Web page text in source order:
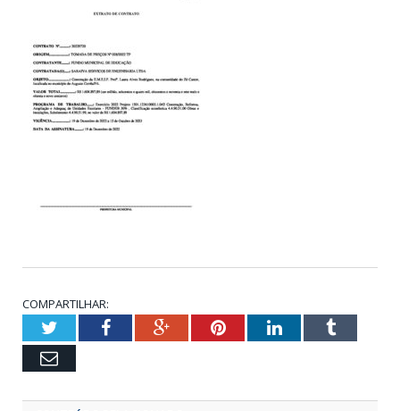
COMPARTILHAR:
TwitterFacebookGoogle+Pinterest
LinkedIn
Email